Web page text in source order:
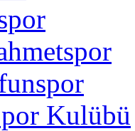
Kulübü